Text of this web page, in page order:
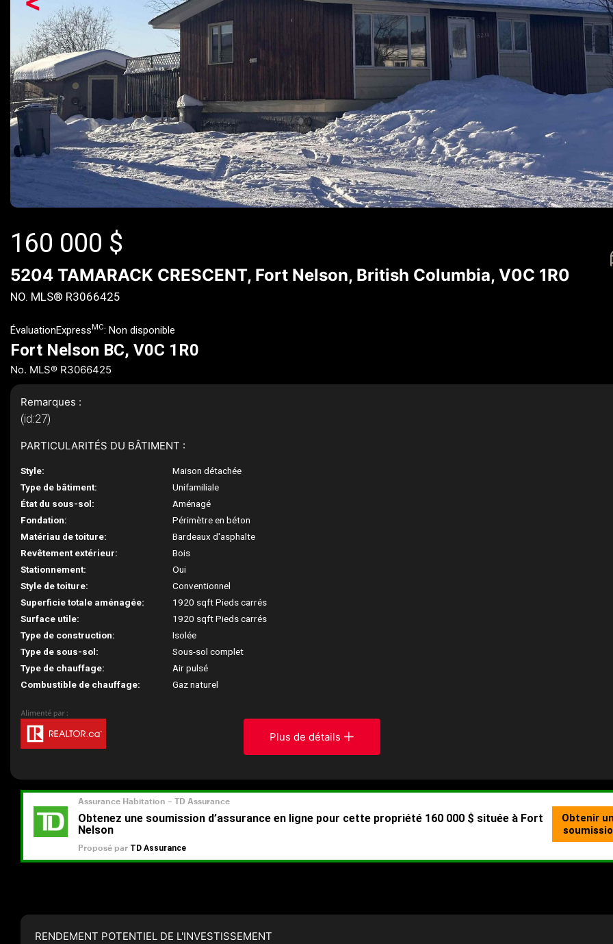
160 000 $
5204 TAMARACK CRESCENT, Fort Nelson, British Columbia, V0C 1R0
NO. MLS® R3066425
ÉvaluationExpress MC: Non disponible
Fort Nelson BC, V0C 1R0
No. MLS® R3066425
Remarques :
(id:27)
PARTICULARITÉS DU BÂTIMENT :
Style:
Maison détachée
Type de bâtiment:
Unifamiliale
État du sous-sol:
Aménagé
Fondation:
Périmètre en béton
Matériau de toiture:
Bardeaux d'asphalte
Revêtement extérieur:
Bois
Stationnement:
Oui
Style de toiture:
Conventionnel
Superficie totale aménagée:
1920 sqft Pieds carrés
Surface utile:
1920 sqft Pieds carrés
Type de construction:
Isolée
Type de sous-sol:
Sous-sol complet
Type de chauffage:
Air pulsé
Combustible de chauffage:
Gaz naturel
Plus de détails
RENDEMENT POTENTIEL DE L'INVESTISSEMENT